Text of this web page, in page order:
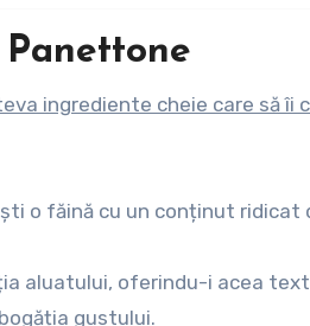
ingrediente cheie care să îi
o făină cu un conținut ridicat
aluatului, oferindu-i acea
gustului.